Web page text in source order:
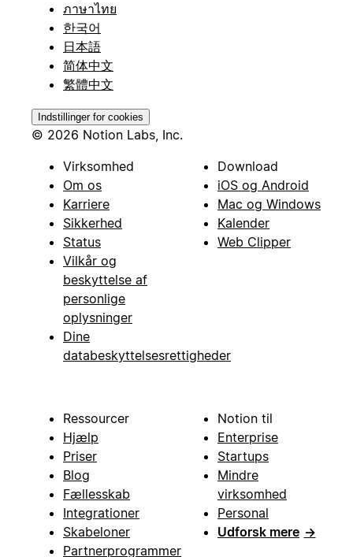
ภาษาไทย
한국어
日本語
简体中文
繁體中文
Indstillinger for cookies
© 2026 Notion Labs, Inc.
Virksomhed
Om os
Karriere
Sikkerhed
Status
Vilkår og
beskyttelse af
personlige
oplysninger
Dine
databeskyttelsesrettigheder
Download
iOS og Android
Mac og Windows
Kalender
Web Clipper
Ressourcer
Hjælp
Priser
Blog
Fællesskab
Integrationer
Skabeloner
Partnerprogrammer
Notion til
Enterprise
Startups
Mindre
virksomhed
Personal
Udforsk mere →